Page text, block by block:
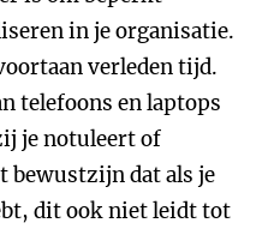
in je organisatie.
verleden tijd.
telefoons en laptops
je notuleert of
bewustzijn dat als je
dit ook niet leidt tot